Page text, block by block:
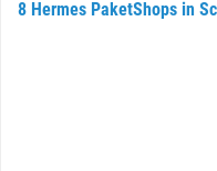
8 Hermes PaketShops in